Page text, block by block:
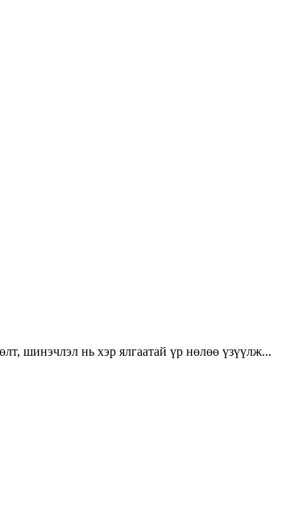
шинэчлэл нь хэр ялгаатай үр нөлөө үзүүлж...